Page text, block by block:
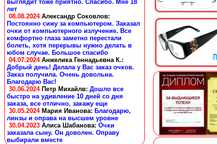
выглядит тоже приятно. Спасибо. Мне 18
лет
08.08.2024 Александр Соковлов:
Постоянно сижу за компьютером. Заказал
очки от компьютерного излучение. Все
комфортно глаза заметно перестали
болеть, хотя перерывы нужно делать в
юбом случае. Большое спасибо
04.07.2024 Анжелика Геннадьевна К.:
Добрый день! Делала у Вас заказ очков.
Заказ получила. Очень довольна.
Благодарю Вас!
30.06.2024 Петр Михайлв: Дошло все
быстро на удивление 10 дней со дня
заказа, все отлично, закажу еще
30.05.2024 Мария Иванова: Благодарю,
линзы и оправа на высшем уровне
30.04.2023 Алиса Шабанова: Очки
заказала сыну. Он доволен. Оправу
выбирали вместе